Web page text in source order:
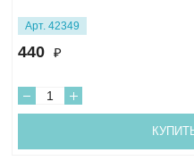
Арт. 42349
440 ₽